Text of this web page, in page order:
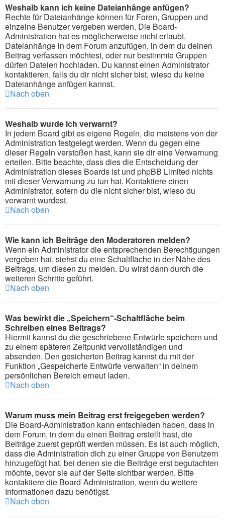
Weshalb kann ich keine Dateianhänge anfügen?
Rechte für Dateianhänge können für Foren, Gruppen und
einzelne Benutzer vergeben werden. Die Board-
Administration hat es möglicherweise nicht erlaubt,
Dateianhänge in dem Forum anzufügen, in dem du deinen
Beitrag verfassen möchtest, oder nur bestimmte Gruppen
dürfen Dateien hochladen. Du kannst einen Administrator
kontaktieren, falls du dir nicht sicher bist, wieso du keine
Dateianhänge anfügen kannst.
Nach oben
Weshalb wurde ich verwarnt?
In jedem Board gibt es eigene Regeln, die meistens von der
Administration festgelegt werden. Wenn du gegen eine
dieser Regeln verstoßen hast, kann sie dir eine Verwarnung
erteilen. Bitte beachte, dass dies die Entscheidung der
Administration dieses Boards ist und phpBB Limited nichts
mit dieser Verwarnung zu tun hat. Kontaktiere einen
Administrator, sofern du die nicht sicher bist, wieso du
verwarnt wurdest.
Nach oben
Wie kann ich Beiträge den Moderatoren melden?
Wenn ein Administrator die entsprechenden Berechtigungen
vergeben hat, siehst du eine Schaltfläche in der Nähe des
Beitrags, um diesen zu melden. Du wirst dann durch die
weiteren Schritte geführt.
Nach oben
Was bewirkt die „Speichern“-Schaltfläche beim
Schreiben eines Beitrags?
Hiermit kannst du die geschriebene Entwürfe speichern und
zu einem späteren Zeitpunkt vervollständigen und
absenden. Den gesicherten Beitrag kannst du mit der
Funktion „Gespeicherte Entwürfe verwalten“ in deinem
persönlichen Bereich erneut laden.
Nach oben
Warum muss mein Beitrag erst freigegeben werden?
Die Board-Administration kann entschieden haben, dass in
dem Forum, in dem du einen Beitrag erstellt hast, die
Beiträge zuerst geprüft werden müssen. Es ist auch möglich,
dass die Administration dich zu einer Gruppe von Benutzern
hinzugefügt hat, bei denen sie die Beiträge erst begutachten
möchte, bevor sie auf der Seite sichtbar werden. Bitte
kontaktiere die Board-Administration, wenn du weitere
Informationen dazu benötigst.
Nach oben